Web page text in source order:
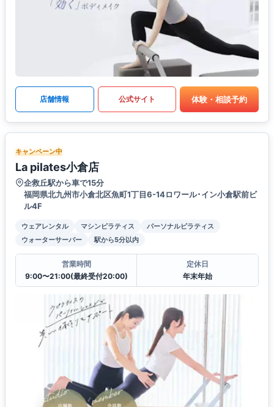
店舗情報 公式サイト 体験・相談予約
キャンペーン中
La pilates小倉店
企救丘駅から車で15分
福岡県北九州市小倉北区魚町1丁目6-14ロワール･イン小倉駅前ビ
ル4F
ウェアレンタル マシンピラティス
パーソナルピラティス
ウォーターサーバー
駅から5分以内
営業時間
9:00〜21:00(最終受付20:00)
定休日
年末年始